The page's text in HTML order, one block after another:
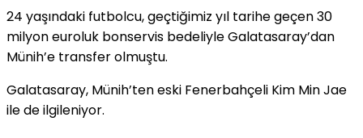
24 yaşındaki futbolcu, geçtiğimiz yıl tarihe geçen 30
milyon euroluk bonservis bedeliyle Galatasaray’dan
Münih’e transfer olmuştu.
Galatasaray, Münih’ten eski Fenerbahçeli Kim Min Jae
ile de ilgileniyor.